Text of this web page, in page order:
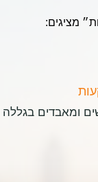
מציגים:
ומאבדים בגללה